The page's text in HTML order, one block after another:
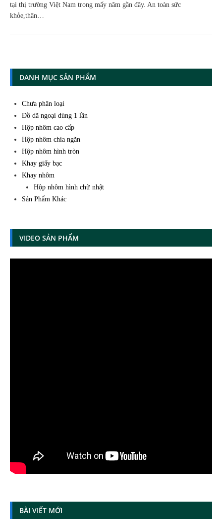
tại thị trường Việt Nam trong mấy năm gần đây. An toàn sức
khỏe,thân…
DANH MỤC SẢN PHẨM
Chưa phân loại
Đồ dã ngoại dùng 1 lần
Hộp nhôm cao cấp
Hộp nhôm chia ngăn
Hộp nhôm hình tròn
Khay giấy bạc
Khay nhôm
Hộp nhôm hình chữ nhật
Sản Phẩm Khác
VIDEO SẢN PHẨM
BÀI VIẾT MỚI